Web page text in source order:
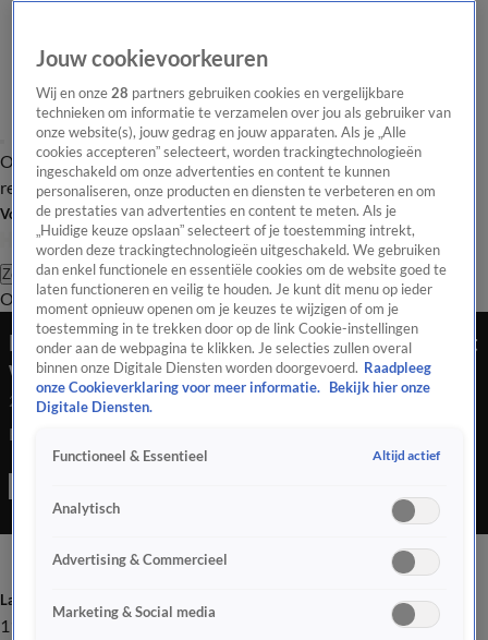
Overzicht Laatste nieuws Regionieuws Het beste van Hart
Tip de
redactie
Volg Hart van Nederland
Zoeken
OverzichtRegioUitzendingenWeerTip de redactiePanelVideo's
Bizarre crash in Utrecht: Gelanceerde auto ramt
woning
25 juli 2020, 05:12
Bizarre crash in Utrecht: Gelanceerde auto ramt woning
Laatste nieuws
112
Jouw cookievoorkeuren
Wij en onze28 partners gebruiken cookies en vergelijkbare
technieken om informatie te verzamelen over jou als gebruiker van
onze website(s), jouw gedrag en jouw apparaten. Als je „Alle
cookies accepteren” selecteert, worden trackingtechnologieën
ingeschakeld om onze advertenties en content te kunnen
personaliseren, onze producten en diensten te verbeteren en om
de prestaties van advertenties en content te meten. Als je
„Huidige keuze opslaan” selecteert of je toestemming intrekt,
worden deze trackingtechnologieën uitgeschakeld. We gebruiken
dan enkel functionele en essentiële cookies om de website goed te
laten functioneren en veilig te houden. Je kunt dit menu op ieder
moment opnieuw openen om je keuzes te wijzigen of om je
toestemming in te trekken door op de link Cookie-instellingen
onder aan de webpagina te klikken. Je selecties zullen overal
binnen onze Digitale Diensten worden doorgevoerd. Raadpleeg
onze Cookieverklaring voor meer informatie.
Bekijk hier onze
Digitale Diensten.
Functioneel & Essentieel Altijd actief
Analytisch
Advertising & Commercieel
Marketing & Social media